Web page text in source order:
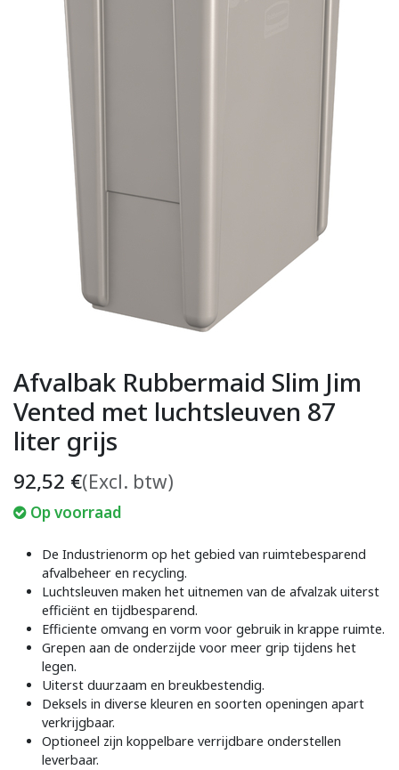
Afvalbak Rubbermaid Slim Jim
Vented met luchtsleuven 87
liter grijs
92,52 €(Excl. btw)
Op voorraad
De Industrienorm op het gebied van ruimtebesparend
afvalbeheer en recycling.
Luchtsleuven maken het uitnemen van de afvalzak uiterst
efficiënt en tijdbesparend.
Efficiente omvang en vorm voor gebruik in krappe ruimte.
Grepen aan de onderzijde voor meer grip tijdens het
legen.
Uiterst duurzaam en breukbestendig.
Deksels in diverse kleuren en soorten openingen apart
verkrijgbaar.
Optioneel zijn koppelbare verrijdbare onderstellen
leverbaar.